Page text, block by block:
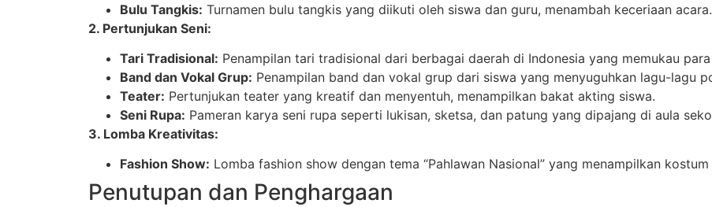
Bulu Tangkis: Turnamen bulu tangkis yang diikuti oleh siswa dan guru, menambah keceriaan acara.
2. Pertunjukan Seni:
Tari Tradisional: Penampilan tari tradisional dari berbagai daerah di Indonesia yang memukau
Band dan Vokal Grup: Penampilan band dan vokal grup dari siswa yang menyuguhkan lagu-lagu
Teater: Pertunjukan teater yang kreatif dan menyentuh, menampilkan bakat akting siswa.
Seni Rupa: Pameran karya seni rupa seperti lukisan, sketsa, dan patung yang dipajang di aula
3. Lomba Kreativitas:
Fashion Show: Lomba fashion show dengan tema “Pahlawan Nasional” yang menampilkan
Penutupan dan Penghargaan